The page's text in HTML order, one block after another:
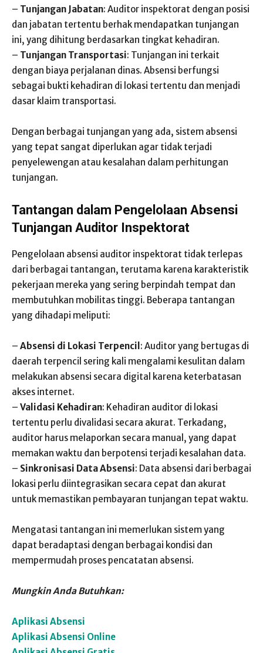
– Tunjangan Jabatan: Auditor inspektorat dengan posisi
dan jabatan tertentu berhak mendapatkan tunjangan
ini, yang dihitung berdasarkan tingkat kehadiran.
– Tunjangan Transportasi: Tunjangan ini terkait
dengan biaya perjalanan dinas. Absensi berfungsi
sebagai bukti kehadiran di lokasi tertentu dan menjadi
dasar klaim transportasi.
Dengan berbagai tunjangan yang ada, sistem absensi
yang tepat sangat diperlukan agar tidak terjadi
penyelewengan atau kesalahan dalam perhitungan
tunjangan.
Tantangan dalam Pengelolaan Absensi
Tunjangan Auditor Inspektorat
Pengelolaan absensi auditor inspektorat tidak terlepas
dari berbagai tantangan, terutama karena karakteristik
pekerjaan mereka yang sering berpindah tempat dan
membutuhkan mobilitas tinggi. Beberapa tantangan
yang dihadapi meliputi:
– Absensi di Lokasi Terpencil : Auditor yang bertugas di
daerah terpencil sering kali mengalami kesulitan dalam
melakukan absensi secara digital karena keterbatasan
akses internet.
– Validasi Kehadiran: Kehadiran auditor di lokasi
tertentu perlu divalidasi secara akurat. Terkadang,
auditor harus melaporkan secara manual, yang dapat
memakan waktu dan berpotensi terjadi kesalahan data.
– Sinkronisasi Data Absensi: Data absensi dari berbagai
lokasi perlu diintegrasikan secara cepat dan akurat
untuk memastikan pembayaran tunjangan tepat waktu.
Mengatasi tantangan ini memerlukan sistem yang
dapat beradaptasi dengan berbagai kondisi dan
mempermudah proses pencatatan absensi.
Mungkin Anda Butuhkan:
Aplikasi Absensi
Aplikasi Absensi Online